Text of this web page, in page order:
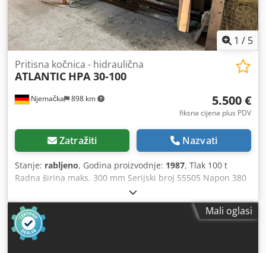
1 / 5
Njemačka 898 km
Pritisna kočnica - hidraulična
ATLANTIC HPA 30-100
5.500 €
fiksna cijena plus PDV
Zatražiti Nazvati
Stanje: rabljeno, Godina proizvodnje: 1987, Tlak 100 t
Radna širina maks. 300 mm Serijski broj 55505 Napon 380
V Težina 5000 kg Dkedpfx Aaezr Rq Usisr Gornji i donji nož
kompletni, pojedinačni segmenti pokreću se hidraulički.
Mali oglasi